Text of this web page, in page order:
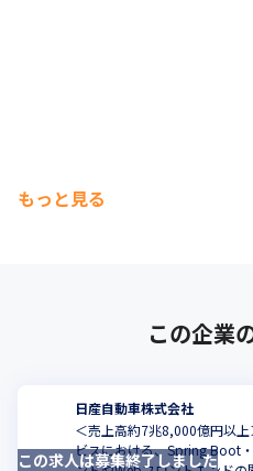
もっと見る
この企業
日産自動車株式会社
＜売上高約7兆8,000億円以
ビスにおける、Spring Boot
この求人は募集終了しました